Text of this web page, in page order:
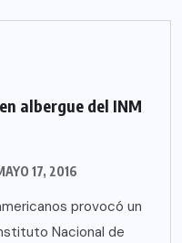
albergue del INM
17, 2016
provocó un
Nacional de